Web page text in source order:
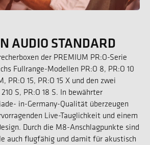
AUDIO STANDARD
der PREMIUM PR:O-Serie
Fullrange-Modellen PR:O 8, PR:O 10
PR:O 15, PR:O 15 X und den zwei
S, PR:O 18 S. In bewährter
in-Germany-Qualität überzeugen
Live-Tauglichkeit und einem
Durch die M8-Anschlagpunkte sind
auch flugfähig und damit für akustisch